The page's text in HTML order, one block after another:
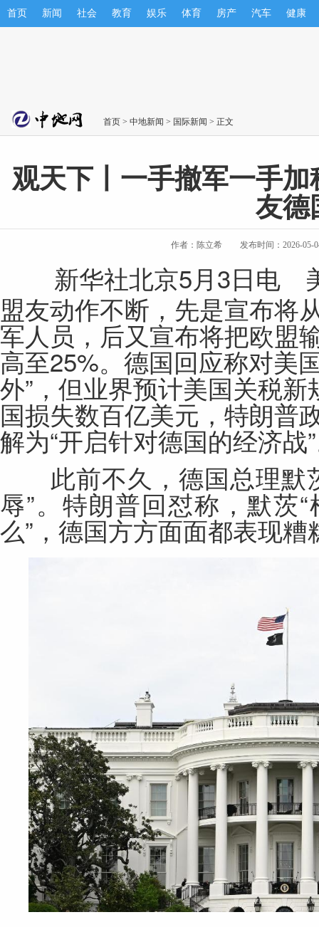
首页 新闻 社会 教育 娱乐 体育 房产 汽车 健康
首页 > 中地新闻 > 国际新闻 > 正文
观天下丨一手撤军一手
友德
作者：陈立希 发布时间：2026-05-
新华社北京5月3日电
盟友动作不断，先是宣布将
军人员，后又宣布将把欧盟
高至25%。德国回应称对美
外”，但业界预计美国关税新
国损失数百亿美元，特朗普
解为“开启针对德国的经济战
此前不久，德国总理默
辱”。特朗普回怼称，默茨
么”，德国方方面面都表现糟